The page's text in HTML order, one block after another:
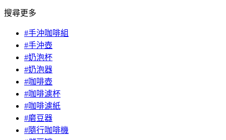
搜尋更多
#手沖咖啡組
#手沖壺
#奶泡杯
#奶泡器
#咖啡壺
#咖啡濾杯
#咖啡濾紙
#磨豆器
#隨行咖啡機